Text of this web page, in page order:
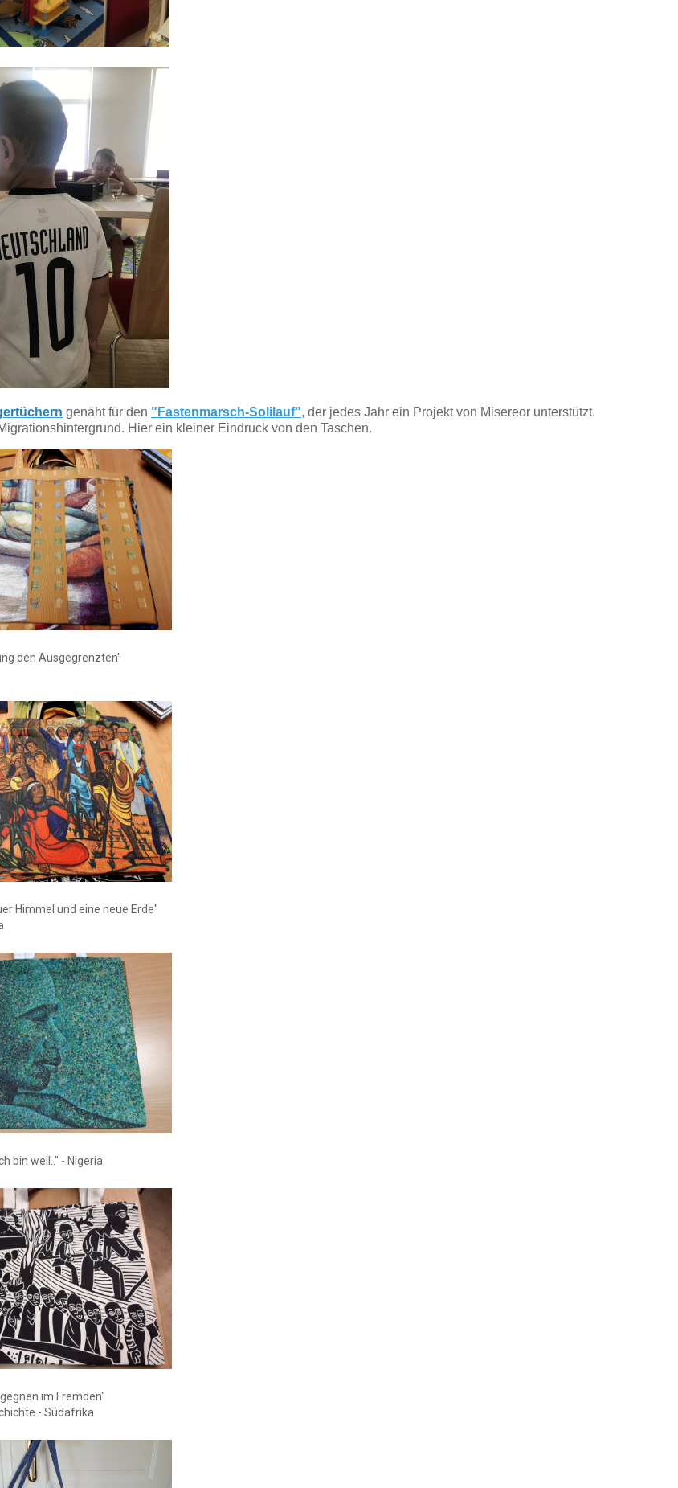
genäht für den "Fastenmarsch-Solilauf", der jedes Jahr ein Projekt von Misereor unterstützt.
Hier ein kleiner Eindruck von den Taschen.
den Ausgegrenzten"
Himmel und eine neue Erde"
bin weil.." - Nigeria
im Fremden"
- Südafrika